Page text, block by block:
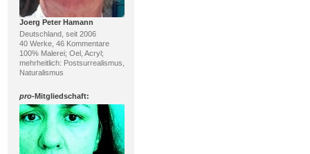
Joerg Peter Hamann
Deutschland, seit 2006
40 Werke, 46 Kommentare
100% Malerei; Oel, Acryl;
mehrheitlich: Postsurrealismus,
Naturalismus
pro-Mitgliedschaft: